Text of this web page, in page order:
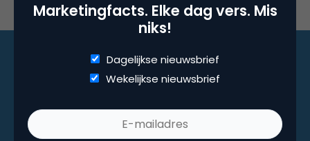
Marketingfacts. Elke dag vers. Mis
niks!
Dagelijkse nieuwsbrief
Wekelijkse nieuwsbrief
Dagelijkse nieuwsbrief